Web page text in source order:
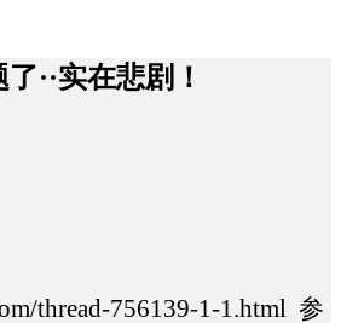
··实在悲剧！
thread-756139-1-1.html 参